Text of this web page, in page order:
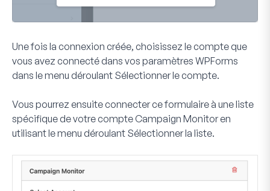
Une fois la connexion créée, choisissez le compte que
vous avez connecté dans vos paramètres WPForms
dans le menu déroulant Sélectionner le compte.
Vous pourrez ensuite connecter ce formulaire à une liste
spécifique de votre compte Campaign Monitor en
utilisant le menu déroulant Sélectionner la liste.